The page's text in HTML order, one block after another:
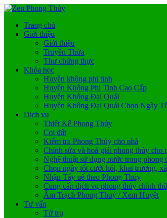
Trang chủ
Giới thiệu
Giới thiệu
Truyền Thừa
Thư chứng thực
Khóa học
Huyền không phi tinh
Huyền Không Phi Tinh Cao Cấp
Huyền Không Đại Quái
Huyền Không Đại Quái Chọn Ngày
Dịch vụ
Thiết Kế Phong Thủy
Coi đất
Kiểm tra Phong Thủy cho nhà
Chỉnh sửa và hoá giải phong thủy cho
Nghệ thuật sử dụng nước trong phong
Chọn ngày tốt cưới hỏi, khai trương,
Nhận Tẩy uế theo Phong Thủy
Cung cấp dịch vụ phong thủy chính
Âm Trạch Phong Thuỷ / Xem Huyệt
Tư vấn
Tứ trụ